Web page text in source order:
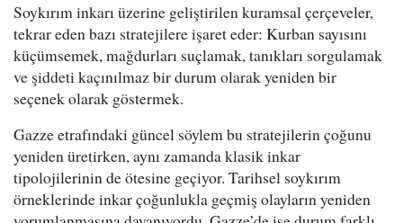
Soykırım inkarı üzerine geliştirilen kuramsal çerçeveler,
tekrar eden bazı stratejilere işaret eder: Kurban sayısını
küçümsemek, mağdurları suçlamak, tanıkları sorgulamak
ve şiddeti kaçınılmaz bir durum olarak yeniden bir
seçenek olarak göstermek.
Gazze etrafındaki güncel söylem bu stratejilerin çoğunu
yeniden üretirken, aynı zamanda klasik inkar
tipolojilerinin de ötesine geçiyor. Tarihsel soykırım
örneklerinde inkar çoğunlukla geçmiş olayların yeniden